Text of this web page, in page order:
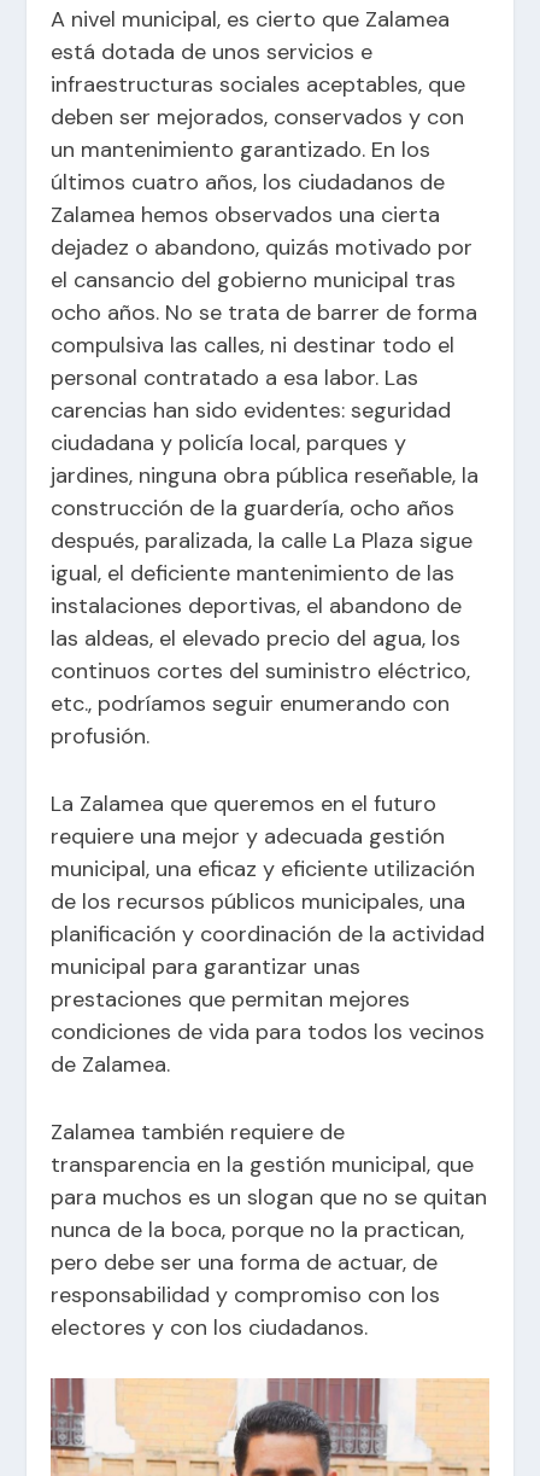
A nivel municipal, es cierto que Zalamea
está dotada de unos servicios e
infraestructuras sociales aceptables, que
deben ser mejorados, conservados y con
un mantenimiento garantizado. En los
últimos cuatro años, los ciudadanos de
Zalamea hemos observados una cierta
dejadez o abandono, quizás motivado por
el cansancio del gobierno municipal tras
ocho años. No se trata de barrer de forma
compulsiva las calles, ni destinar todo el
personal contratado a esa labor. Las
carencias han sido evidentes: seguridad
ciudadana y policía local, parques y
jardines, ninguna obra pública reseñable, la
construcción de la guardería, ocho años
después, paralizada, la calle La Plaza sigue
igual, el deficiente mantenimiento de las
instalaciones deportivas, el abandono de
las aldeas, el elevado precio del agua, los
continuos cortes del suministro eléctrico,
etc., podríamos seguir enumerando con
profusión.
La Zalamea que queremos en el futuro
requiere una mejor y adecuada gestión
municipal, una eficaz y eficiente utilización
de los recursos públicos municipales, una
planificación y coordinación de la actividad
municipal para garantizar unas
prestaciones que permitan mejores
condiciones de vida para todos los vecinos
de Zalamea.
Zalamea también requiere de
transparencia en la gestión municipal, que
para muchos es un slogan que no se quitan
nunca de la boca, porque no la practican,
pero debe ser una forma de actuar, de
responsabilidad y compromiso con los
electores y con los ciudadanos.